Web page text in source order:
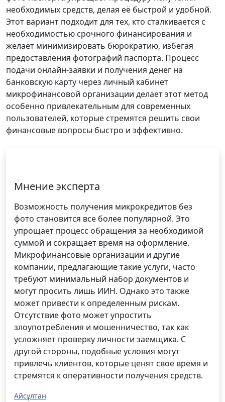
необходимых средств, делая её быстрой и удобной.
Этот вариант подходит для тех, кто сталкивается с
необходимостью срочного финансирования и
желает минимизировать бюрократию, избегая
предоставления фотографий паспорта. Процесс
подачи онлайн-заявки и получения денег на
банковскую карту через личный кабинет
микрофинансовой организации делает этот метод
особенно привлекательным для современных
пользователей, которые стремятся решить свои
финансовые вопросы быстро и эффективно.
Мнение эксперта
Возможность получения микрокредитов без
фото становится все более популярной. Это
упрощает процесс обращения за необходимой
суммой и сокращает время на оформление.
Микрофинансовые организации и другие
компании, предлагающие такие услуги, часто
требуют минимальный набор документов и
могут просить лишь ИИН. Однако это также
может привести к определенным рискам.
Отсутствие фото может упростить
злоупотребления и мошенничество, так как
усложняет проверку личности заемщика. С
другой стороны, подобные условия могут
привлечь клиентов, которые ценят свое время и
стремятся к оперативности получения средств.
Айсұлтан